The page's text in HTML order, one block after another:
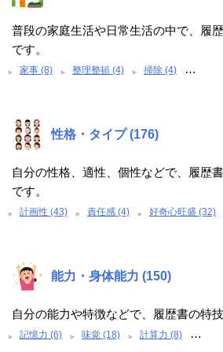
普段の家庭生活や日常生活の中で、履
です。
家事 (8) 整理整頓 (4) 掃除 (4) …
性格・タイプ (176)
自分の性格、適性、個性などで、履歴
です。
計画性 (43) 責任感 (4) 好奇心旺盛 (32)
能力・身体能力 (150)
自分の能力や特徴などで、履歴書の特
記憶力 (6) 味覚 (18) 計算力 (8) …